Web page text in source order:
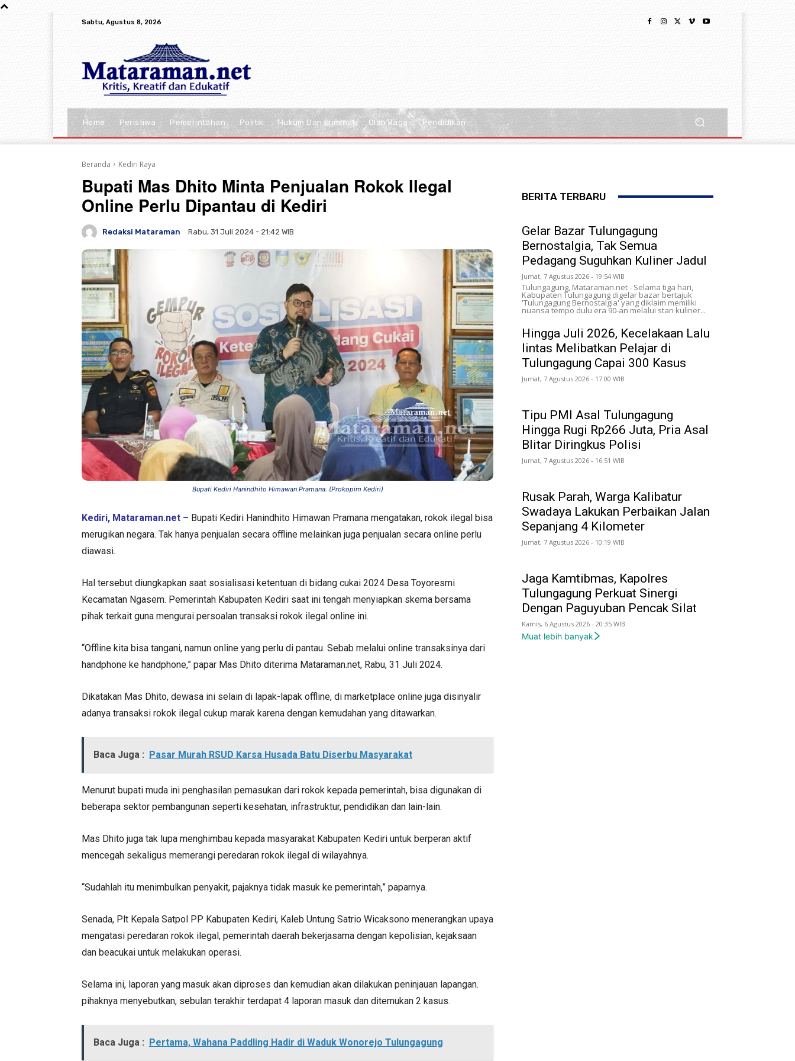
Sabtu, Agustus 8, 2026
Home Peristiwa Pemerintahan Politik Hukum Dan Kriminal Olah Raga Pendidikan
Beranda Kediri Raya
Bupati Mas Dhito Minta Penjualan Rokok Ilegal
Online Perlu Dipantau di Kediri
Redaksi Mataraman Rabu, 31 Juli 2024 - 21:42 WIB
Bupati Kediri Hanindhito Himawan Pramana. (Prokopim Kediri)
Kediri, Mataraman.net – Bupati Kediri Hanindhito Himawan Pramana mengatakan, rokok ilegal bisa
merugikan negara. Tak hanya penjualan secara offline melainkan juga penjualan secara online perlu
diawasi.
Hal tersebut diungkapkan saat sosialisasi ketentuan di bidang cukai 2024 Desa Toyoresmi
Kecamatan Ngasem. Pemerintah Kabupaten Kediri saat ini tengah menyiapkan skema bersama
pihak terkait guna mengurai persoalan transaksi rokok ilegal online ini.
“Offline kita bisa tangani, namun online yang perlu di pantau. Sebab melalui online transaksinya dari
handphone ke handphone,” papar Mas Dhito diterima Mataraman.net, Rabu, 31 Juli 2024.
Dikatakan Mas Dhito, dewasa ini selain di lapak-lapak offline, di marketplace online juga disinyalir
adanya transaksi rokok ilegal cukup marak karena dengan kemudahan yang ditawarkan.
Baca Juga : Pasar Murah RSUD Karsa Husada Batu Diserbu Masyarakat
Menurut bupati muda ini penghasilan pemasukan dari rokok kepada pemerintah, bisa digunakan di
beberapa sektor pembangunan seperti kesehatan, infrastruktur, pendidikan dan lain-lain.
Mas Dhito juga tak lupa menghimbau kepada masyarakat Kabupaten Kediri untuk berperan aktif
mencegah sekaligus memerangi peredaran rokok ilegal di wilayahnya.
“Sudahlah itu menimbulkan penyakit, pajaknya tidak masuk ke pemerintah,” paparnya.
Senada, Plt Kepala Satpol PP Kabupaten Kediri, Kaleb Untung Satrio Wicaksono menerangkan upaya
mengatasi peredaran rokok ilegal, pemerintah daerah bekerjasama dengan kepolisian, kejaksaan
dan beacukai untuk melakukan operasi.
Selama ini, laporan yang masuk akan diproses dan kemudian akan dilakukan peninjauan lapangan.
pihaknya menyebutkan, sebulan terakhir terdapat 4 laporan masuk dan ditemukan 2 kasus.
Baca Juga : Pertama, Wahana Paddling Hadir di Waduk Wonorejo Tulungagung
BERITA TERBARU
Gelar Bazar Tulungagung
Bernostalgia, Tak Semua
Pedagang Suguhkan Kuliner Jadul
Jumat, 7 Agustus 2026 - 19:54 WIB
Tulungagung, Mataraman.net - Selama tiga hari,
Kabupaten Tulungagung digelar bazar bertajuk
'Tulungagung Bernostalgia' yang diklaim memiliki
nuansa tempo dulu era 90-an melalui stan kuliner...
Hingga Juli 2026, Kecelakaan Lalu
lintas Melibatkan Pelajar di
Tulungagung Capai 300 Kasus
Jumat, 7 Agustus 2026 - 17:00 WIB
Tipu PMI Asal Tulungagung
Hingga Rugi Rp266 Juta, Pria Asal
Blitar Diringkus Polisi
Jumat, 7 Agustus 2026 - 16:51 WIB
Rusak Parah, Warga Kalibatur
Swadaya Lakukan Perbaikan Jalan
Sepanjang 4 Kilometer
Jumat, 7 Agustus 2026 - 10:19 WIB
Jaga Kamtibmas, Kapolres
Tulungagung Perkuat Sinergi
Dengan Paguyuban Pencak Silat
Kamis, 6 Agustus 2026 - 20:35 WIB
Muat lebih banyak